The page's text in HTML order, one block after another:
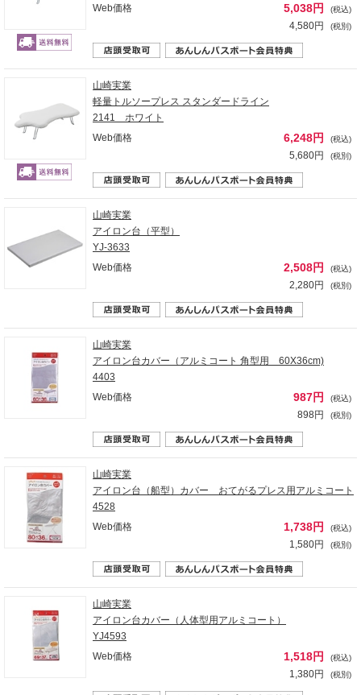
Web価格
5,038円 (税込)
4,580円 (税別)
山崎実業
軽量トルソープレス スタンダードライン
2141 ホワイト
Web価格
6,248円 (税込)
5,680円 (税別)
山崎実業
アイロン台（平型）
YJ-3633
Web価格
2,508円 (税込)
2,280円 (税別)
山崎実業
アイロン台カバー（アルミコート 角型用 60X36cm)
4403
Web価格
987円 (税込)
898円 (税別)
山崎実業
アイロン台（船型）カバー おてがるプレス用アルミコート
4528
Web価格
1,738円 (税込)
1,580円 (税別)
山崎実業
アイロン台カバー（人体型用アルミコート）
YJ4593
Web価格
1,518円 (税込)
1,380円 (税別)